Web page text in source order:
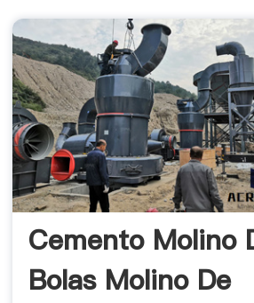
Cemento Molino
Bolas Molino De